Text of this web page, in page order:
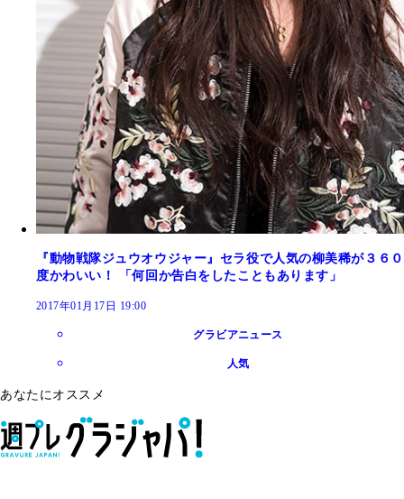
『動物戦隊ジュウオウジャー』セラ役で人気の柳美稀が３６０
度かわいい！ 「何回か告白をしたこともあります」
2017年01月17日 19:00
グラビアニュース
人気
あなたにオススメ